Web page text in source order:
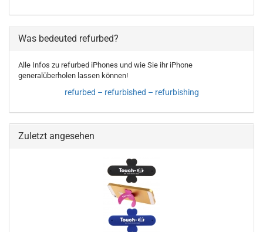
Was bedeuted refurbed?
Alle Infos zu refurbed iPhones und wie Sie ihr iPhone
generalüberholen lassen können!
refurbed – refurbished – refurbishing
Zuletzt angesehen